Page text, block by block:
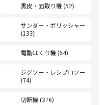
黒皮・面取り機 (52)
サンダー・ポリッシャー
(133)
電動はくり機 (64)
ジグソー・レシプロソー
(74)
切断機 (376)